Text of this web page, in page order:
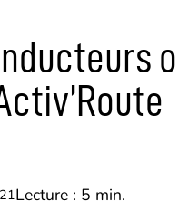
Lecture : 5 min.